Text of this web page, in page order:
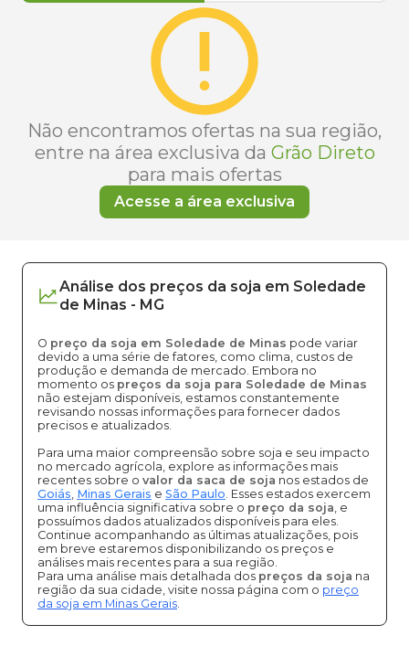
Não encontramos ofertas na sua região,
entre na área exclusiva da Grão Direto
para mais ofertas
Acesse a área exclusiva
Análise dos preços da soja em Soledade
de Minas - MG
O preço da soja em Soledade de Minas pode variar
devido a uma série de fatores, como clima, custos de
produção e demanda de mercado. Embora no
momento os preços da soja para Soledade de Minas
não estejam disponíveis, estamos constantemente
revisando nossas informações para fornecer dados
precisos e atualizados.
Para uma maior compreensão sobre soja e seu impacto
no mercado agrícola, explore as informações mais
recentes sobre o valor da saca de soja nos estados de
Goiás, Minas Gerais e São Paulo. Esses estados exercem
uma influência significativa sobre o preço da soja, e
possuímos dados atualizados disponíveis para eles.
Continue acompanhando as últimas atualizações, pois
em breve estaremos disponibilizando os preços e
análises mais recentes para a sua região.
Para uma análise mais detalhada dos preços da soja na
região da sua cidade, visite nossa página com o preço
da soja em Minas Gerais.